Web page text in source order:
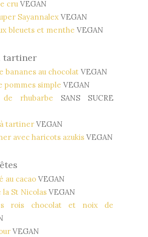
cru VEGAN
Sayannalex VEGAN
bleuets et menthe VEGAN
tartiner
bananes au chocolat VEGAN
pommes simple VEGAN
de rhubarbe SANS SUCRE
tartiner VEGAN
avec haricots azukis VEGAN
au cacao VEGAN
St Nicolas VEGAN
rois chocolat et noix de
VEGAN